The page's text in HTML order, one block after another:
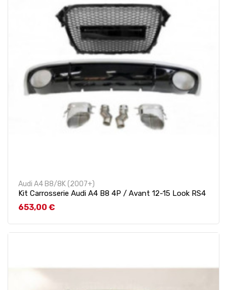
Audi A4 B8/8K (2007+)
Kit Carrosserie Audi A4 B8 4P / Avant 12-15 Look RS4
Prix
653,00 €